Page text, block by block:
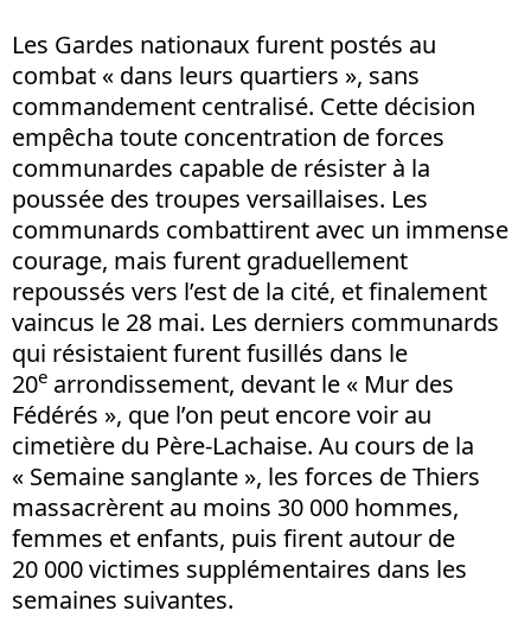
Les Gardes nationaux furent postés au
combat « dans leurs quartiers », sans
commandement centralisé. Cette décision
empêcha toute concentration de forces
communardes capable de résister à la
poussée des troupes versaillaises. Les
communards combattirent avec un immense
courage, mais furent graduellement
repoussés vers l’est de la cité, et finalement
vaincus le 28 mai. Les derniers communards
qui résistaient furent fusillés dans le
20e arrondissement, devant le « Mur des
Fédérés », que l’on peut encore voir au
cimetière du Père-Lachaise. Au cours de la
« Semaine sanglante », les forces de Thiers
massacrèrent au moins 30 000 hommes,
femmes et enfants, puis firent autour de
20 000 victimes supplémentaires dans les
semaines suivantes.